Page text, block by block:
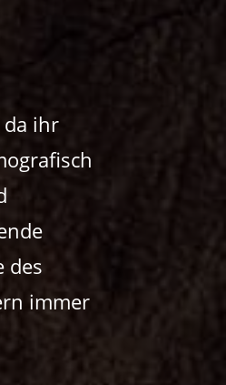
da ihr
des
immer